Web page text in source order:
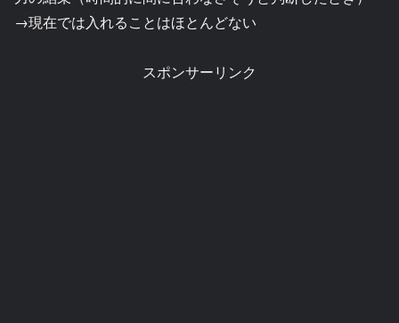
→現在では入れることはほとんどない
スポンサーリンク